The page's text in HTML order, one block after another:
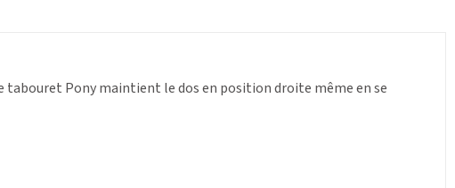
tabouret Pony maintient le dos en position droite même en se